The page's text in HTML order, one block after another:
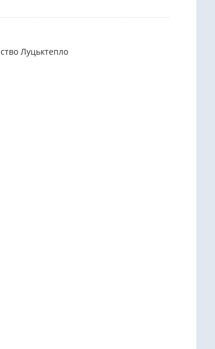
Луцьктепло